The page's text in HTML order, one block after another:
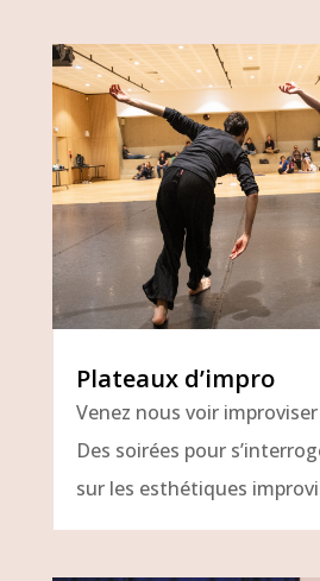
Plateaux d’impro
Venez nous voir improviser
Des soirées pour
sur les esthétiques